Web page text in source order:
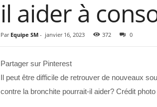
il aider à
Par Equipe SM- janvier 16, 2023 372 0
Partager sur Pinterest
Il peut être difficile de retrouver de nouveaux
contre la bronchite pourrait-il aider? Crédit